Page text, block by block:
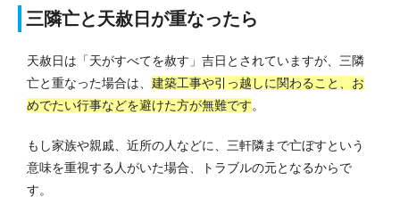
三隣亡と天赦日が重なったら
天赦日は「天がすべてを赦す」吉日とされていますが、三隣
亡と重なった場合は、 建築工事や引っ越しに関わること、お
めでたい行事などを避けた方が無難です。
もし家族や親戚、近所の人などに、三軒隣まで亡ぼすという
意味を重視する人がいた場合、トラブルの元となるからで
す。